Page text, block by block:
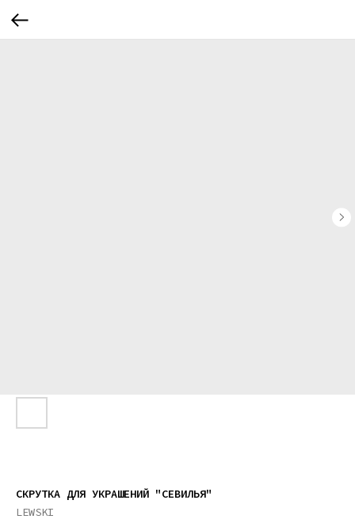
СКРУТКА ДЛЯ УКРАШЕНИЙ "СЕВИЛЬЯ"
LEWSKI